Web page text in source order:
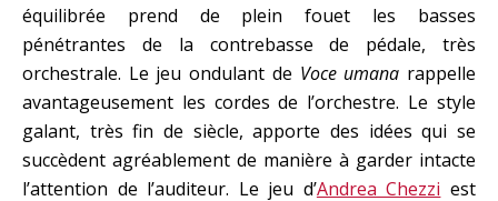
équilibrée prend de plein fouet les basses
pénétrantes de la contrebasse de pédale, très
orchestrale. Le jeu ondulant de Voce umana rappelle
avantageusement les cordes de l’orchestre. Le style
galant, très fin de siècle, apporte des idées qui se
succèdent agréablement de manière à garder intacte
l’attention de l’auditeur. Le jeu d’Andrea Chezzi est